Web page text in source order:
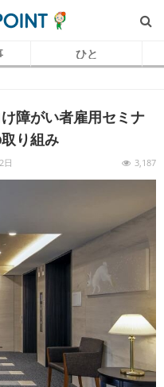
ひと
障がい者雇用セミナ
り組み
日 3,187